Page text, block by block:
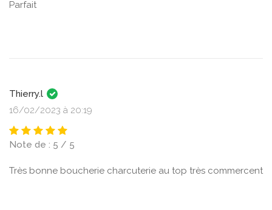
Parfait
Thierry.l
16/02/2023 à 20:19
Note de : 5 / 5
Très bonne boucherie charcuterie au top très commercent